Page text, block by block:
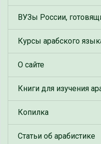
ВУЗы России,
Курсы арабского
О сайте
Книги для изучения
Копилка
Статьи об арабистике